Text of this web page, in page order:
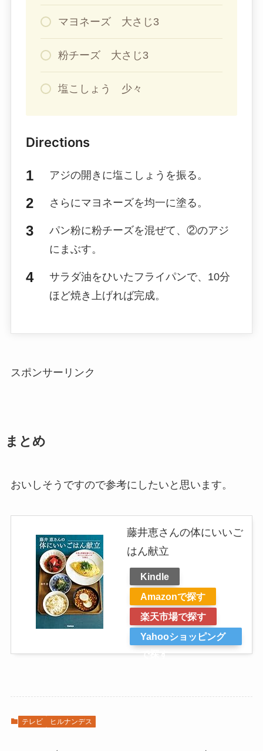
マヨネーズ 大さじ3
粉チーズ 大さじ3
塩こしょう 少々
Directions
アジの開きに塩こしょうを振る。
さらにマヨネーズを均一に塗る。
パン粉に粉チーズを混ぜて、②のアジ
にまぶす。
サラダ油をひいたフライパンで、10分
ほど焼き上げれば完成。
スポンサーリンク
まとめ
おいしそうですので参考にしたいと思います。
藤井恵さんの体にいいご
はん献立
Kindle
Amazonで探す
楽天市場で探す
Yahooショッピング
で探す
テレビ ヒルナンデス